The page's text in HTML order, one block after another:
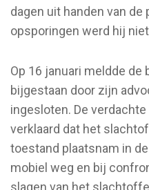
dagen uit handen van de
opsporingen werd hij
Op 16 januari meldde
bijgestaan door zijn
ingesloten. De
verklaard dat het
toestand plaatsnam in
mobiel weg en bij
slagen van het